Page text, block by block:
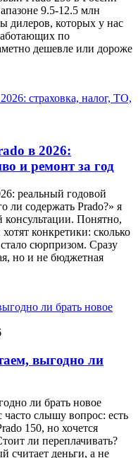
9.5-12.5 млн
дилеров, которых у нас
по
дешевле или дороже
в 2026:
и ремонт за год
реальный годовой
ли содержать Prado?» я
Понятно,
конкретики: сколько
сюрпризом. Сразу
но и не бюджетная
выгодно ли
ли брать новое
часто слышу вопрос: есть
150, но хочется
ли переплачивать?
считает деньги, а не